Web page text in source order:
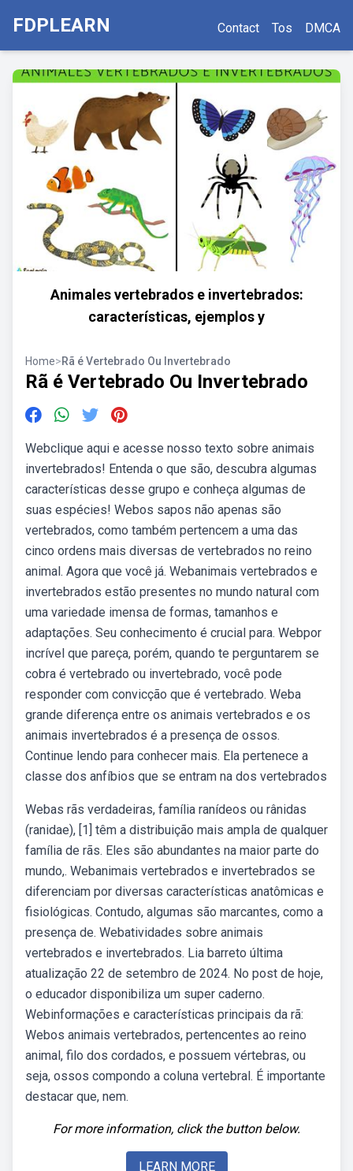
FDPLEARN Contact Tos DMCA
Animales vertebrados e invertebrados:
características, ejemplos y
Home>Rã é Vertebrado Ou Invertebrado
Rã é Vertebrado Ou Invertebrado
Webclique aqui e acesse nosso texto sobre animais
invertebrados! Entenda o que são, descubra algumas
características desse grupo e conheça algumas de
suas espécies! Webos sapos não apenas são
vertebrados, como também pertencem a uma das
cinco ordens mais diversas de vertebrados no reino
animal. Agora que você já. Webanimais vertebrados e
invertebrados estão presentes no mundo natural com
uma variedade imensa de formas, tamanhos e
adaptações. Seu conhecimento é crucial para. Webpor
incrível que pareça, porém, quando te perguntarem se
cobra é vertebrado ou invertebrado, você pode
responder com convicção que é vertebrado. Weba
grande diferença entre os animais vertebrados e os
animais invertebrados é a presença de ossos.
Continue lendo para conhecer mais. Ela pertenece a
classe dos anfíbios que se entram na dos vertebrados
Webas rãs verdadeiras, família ranídeos ou rânidas
(ranidae), [1] têm a distribuição mais ampla de qualquer
família de rãs. Eles são abundantes na maior parte do
mundo,. Webanimais vertebrados e invertebrados se
diferenciam por diversas características anatômicas e
fisiológicas. Contudo, algumas são marcantes, como a
presença de. Webatividades sobre animais
vertebrados e invertebrados. Lia barreto última
atualização 22 de setembro de 2024. No post de hoje,
o educador disponibiliza um super caderno.
Webinformações e características principais da rã:
Webos animais vertebrados, pertencentes ao reino
animal, filo dos cordados, e possuem vértebras, ou
seja, ossos compondo a coluna vertebral. É importante
destacar que, nem.
For more information, click the button below.
LEARN MORE